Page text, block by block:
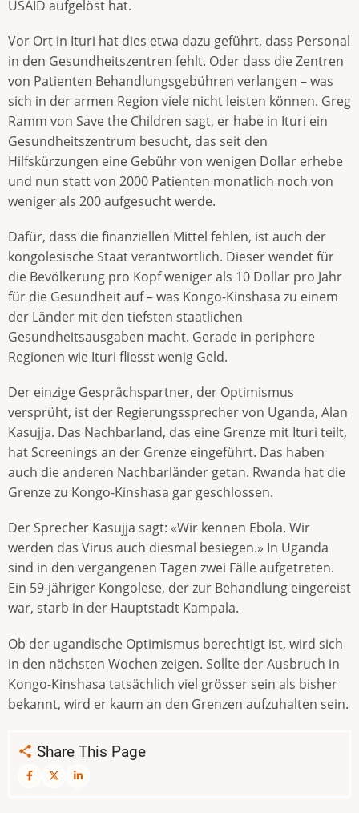
USAID aufgelöst hat.
Vor Ort in Ituri hat dies etwa dazu geführt, dass Personal
in den Gesundheitszentren fehlt. Oder dass die Zentren
von Patienten Behandlungsgebühren verlangen – was
sich in der armen Region viele nicht leisten können. Greg
Ramm von Save the Children sagt, er habe in Ituri ein
Gesundheitszentrum besucht, das seit den
Hilfskürzungen eine Gebühr von wenigen Dollar erhebe
und nun statt von 2000 Patienten monatlich noch von
weniger als 200 aufgesucht werde.
Dafür, dass die finanziellen Mittel fehlen, ist auch der
kongolesische Staat verantwortlich. Dieser wendet für
die Bevölkerung pro Kopf weniger als 10 Dollar pro Jahr
für die Gesundheit auf – was Kongo-Kinshasa zu einem
der Länder mit den tiefsten staatlichen
Gesundheitsausgaben macht. Gerade in periphere
Regionen wie Ituri fliesst wenig Geld.
Der einzige Gesprächspartner, der Optimismus
versprüht, ist der Regierungssprecher von Uganda, Alan
Kasujja. Das Nachbarland, das eine Grenze mit Ituri teilt,
hat Screenings an der Grenze eingeführt. Das haben
auch die anderen Nachbarländer getan. Rwanda hat die
Grenze zu Kongo-Kinshasa gar geschlossen.
Der Sprecher Kasujja sagt: «Wir kennen Ebola. Wir
werden das Virus auch diesmal besiegen.» In Uganda
sind in den vergangenen Tagen zwei Fälle aufgetreten.
Ein 59-jähriger Kongolese, der zur Behandlung eingereist
war, starb in der Hauptstadt Kampala.
Ob der ugandische Optimismus berechtigt ist, wird sich
in den nächsten Wochen zeigen. Sollte der Ausbruch in
Kongo-Kinshasa tatsächlich viel grösser sein als bisher
bekannt, wird er kaum an den Grenzen aufzuhalten sein.
Share This Page